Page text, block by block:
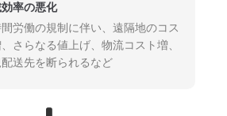
率の悪化
労働の規制に伴い、遠隔地のコス
、さらなる値上げ、物流コスト増、
送先を断られるなど